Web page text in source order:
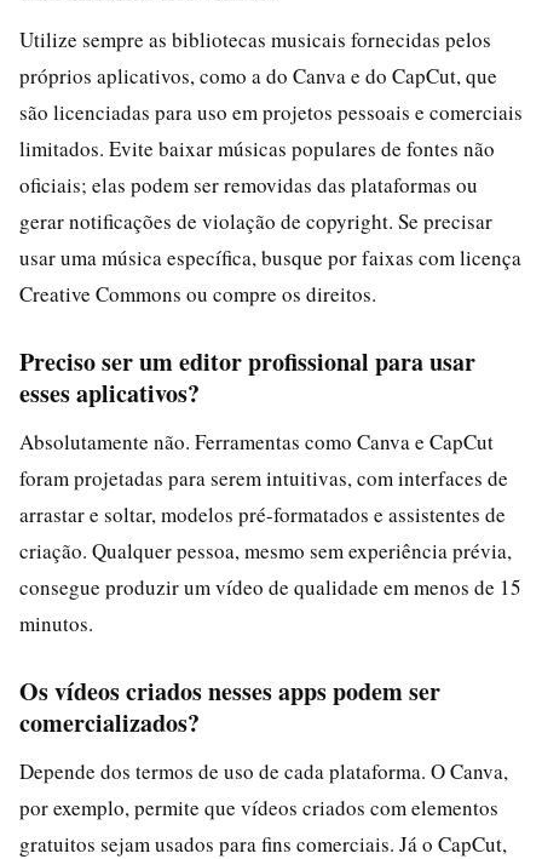
Utilize sempre as bibliotecas musicais fornecidas pelos
próprios aplicativos, como a do Canva e do CapCut, que
são licenciadas para uso em projetos pessoais e comerciais
limitados. Evite baixar músicas populares de fontes não
oficiais; elas podem ser removidas das plataformas ou
gerar notificações de violação de copyright. Se precisar
usar uma música específica, busque por faixas com licença
Creative Commons ou compre os direitos.
Preciso ser um editor profissional para usar
esses aplicativos?
Absolutamente não. Ferramentas como Canva e CapCut
foram projetadas para serem intuitivas, com interfaces de
arrastar e soltar, modelos pré-formatados e assistentes de
criação. Qualquer pessoa, mesmo sem experiência prévia,
consegue produzir um vídeo de qualidade em menos de 15
minutos.
Os vídeos criados nesses apps podem ser
comercializados?
Depende dos termos de uso de cada plataforma. O Canva,
por exemplo, permite que vídeos criados com elementos
gratuitos sejam usados para fins comerciais. Já o CapCut,